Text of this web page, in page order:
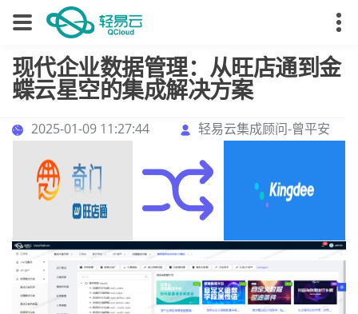
现代企业数据管理：从旺店通到金
蝶云星空的集成解决方案
2025-01-09 11:27:44 轻易云集成顾问-曾平安